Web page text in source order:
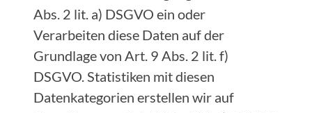
Abs. 2 lit. a) DSGVO ein oder
Verarbeiten diese Daten auf der
Grundlage von Art. 9 Abs. 2 lit. f)
DSGVO. Statistiken mit diesen
Datenkategorien erstellen wir auf